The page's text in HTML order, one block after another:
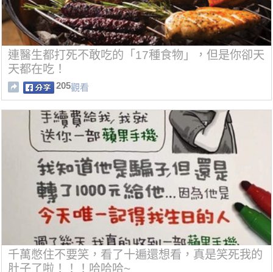
連醫生都打死不敢吃的「17種食物」，但是你卻天
天都在吃！
205觀看
千萬憋住不要笑，看了十遍還想看，真是笑死我的
肚子了啦！！！哈哈哈~